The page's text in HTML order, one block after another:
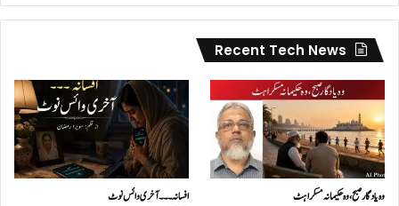
Recent Tech News
وہ یادگار صبح، وہ حکیمانہ مسکراہٹ افسانہ۔۔۔آخری وائس نوٹ